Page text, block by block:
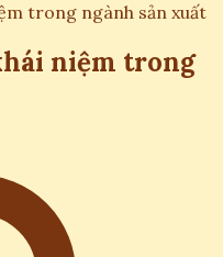
trong ngành sản xuất
niệm trong